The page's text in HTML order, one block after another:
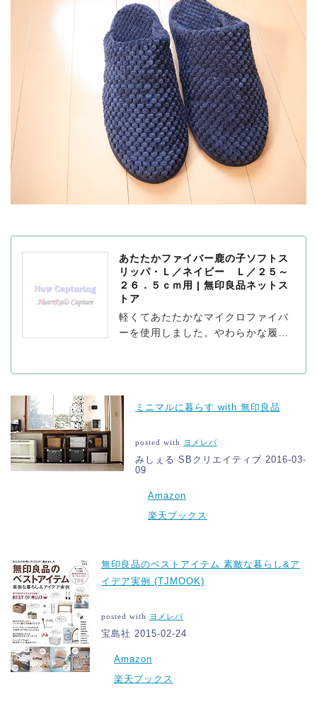
あたたかファイバー鹿の子ソフトス
リッパ・Ｌ／ネイビー Ｌ／２５～
２６．５ｃｍ用 | 無印良品ネットス
トア
軽くてあたたかなマイクロファイバ
ーを使用しました。やわらかな履き
ミニマルに暮らす with 無印良品
posted with ヨメレバ
みしぇる SBクリエイティブ 2016-03-
09
Amazon
楽天ブックス
無印良品のベストアイテム 素敵な暮らし&ア
イデア実例 (TJMOOK)
posted with ヨメレバ
宝島社 2015-02-24
Amazon
楽天ブックス